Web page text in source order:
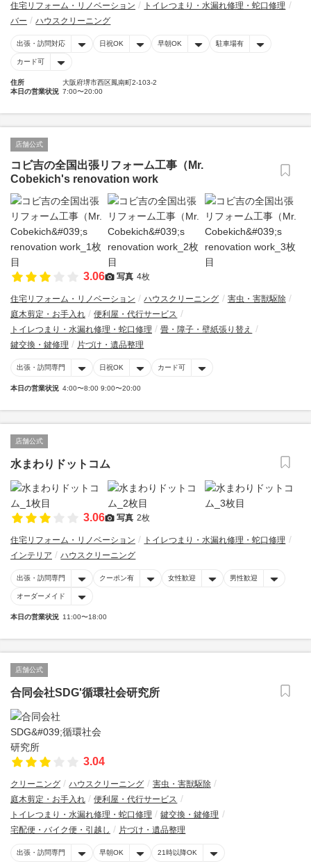
住宅リフォーム・リノベーション
トイレつまり・水漏れ修理・蛇口修理
バー
ハウスクリーニング
出張・訪問対応 日祝OK 早朝OK 駐車場有
カード可
住所
大阪府堺市西区鳳南町2-103-2
本日の営業状況 7:00〜20:00
店舗公式
コビ吉の全国出張リフォーム工事（Mr.
Cobekich's renovation work
3.06 写真 4枚
住宅リフォーム・リノベーション ハウスクリーニング
害虫・害獣駆除
庭木剪定・お手入れ
便利屋・代行サービス
トイレつまり・水漏れ修理・蛇口修理
畳・障子・壁紙張り替え
鍵交換・鍵修理
片づけ・遺品整理
出張・訪問専門 日祝OK カード可
本日の営業状況 4:00〜8:00 9:00〜20:00
店舗公式
水まわりドットコム
3.06 写真 2枚
住宅リフォーム・リノベーション
トイレつまり・水漏れ修理・蛇口修理
インテリア
ハウスクリーニング
出張・訪問専門 クーポン有 女性歓迎 男性歓迎
オーダーメイド
本日の営業状況 11:00〜18:00
店舗公式
合同会社SDG'循環社会研究所
3.04
クリーニング ハウスクリーニング
害虫・害獣駆除
庭木剪定・お手入れ
便利屋・代行サービス
トイレつまり・水漏れ修理・蛇口修理
鍵交換・鍵修理
宅配便・バイク便・引越し
片づけ・遺品整理
出張・訪問専門 早朝OK 21時以降OK